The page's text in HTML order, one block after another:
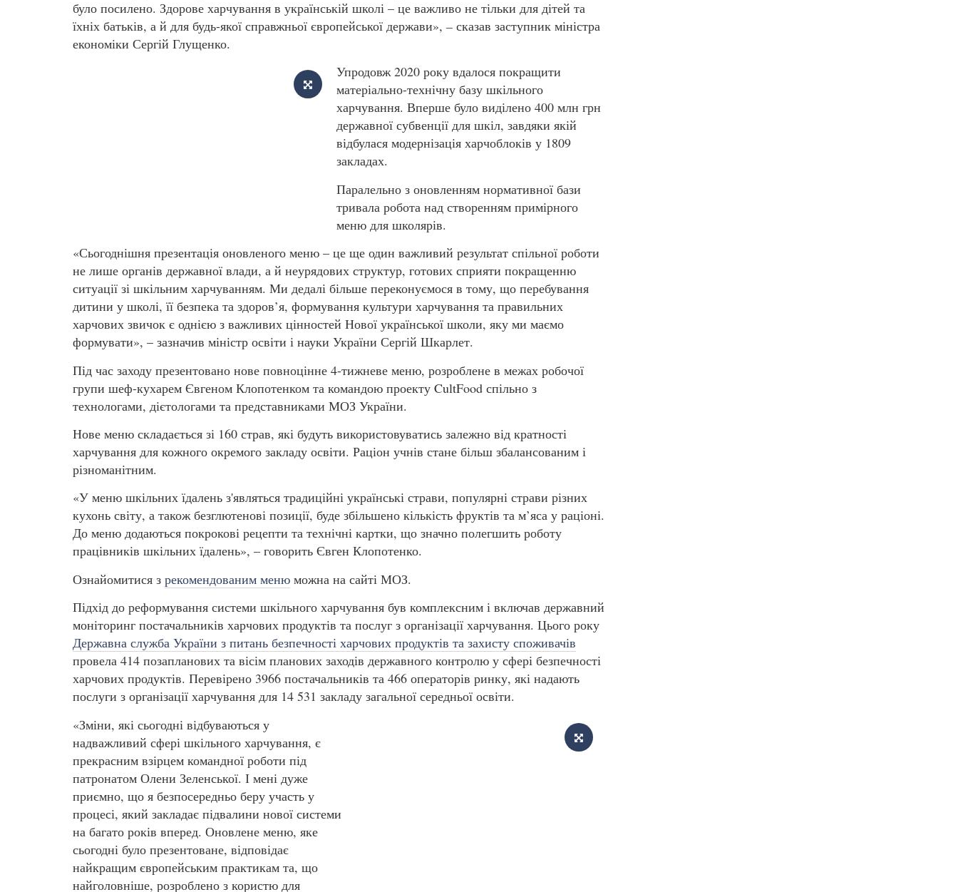
було посилено. Здорове харчування в українській школі – це важливо не тільки для дітей та
їхніх батьків, а й для будь-якої справжньої європейської держави», – сказав заступник міністра
економіки Сергій Глущенко.
Упродовж 2020 року вдалося покращити
матеріально-технічну базу шкільного
харчування. Вперше було виділено 400 млн грн
державної субвенції для шкіл, завдяки якій
відбулася модернізація харчоблоків у 1809
закладах.
Паралельно з оновленням нормативної бази
тривала робота над створенням примірного
меню для школярів.
«Сьогоднішня презентація оновленого меню – це ще один важливий результат спільної роботи
не лише органів державної влади, а й неурядових структур, готових сприяти покращенню
ситуації зі шкільним харчуванням. Ми дедалі більше переконуємося в тому, що перебування
дитини у школі, її безпека та здоров’я, формування культури харчування та правильних
харчових звичок є однією з важливих цінностей Нової української школи, яку ми маємо
формувати», – зазначив міністр освіти і науки України Сергій Шкарлет.
Під час заходу презентовано нове повноцінне 4-тижневе меню, розроблене в межах робочої
групи шеф-кухарем Євгеном Клопотенком та командою проекту CultFood спільно з
технологами, дієтологами та представниками МОЗ України.
Нове меню складається зі 160 страв, які будуть використовуватись залежно від кратності
харчування для кожного окремого закладу освіти. Раціон учнів стане більш збалансованим і
різноманітним.
«У меню шкільних їдалень з'являться традиційні українські страви, популярні страви різних
кухонь світу, а також безглютенові позиції, буде збільшено кількість фруктів та м’яса у раціоні.
До меню додаються покрокові рецепти та технічні картки, що значно полегшить роботу
працівників шкільних їдалень», – говорить Євген Клопотенко.
Ознайомитися з рекомендованим меню можна на сайті МОЗ.
Підхід до реформування системи шкільного харчування був комплексним і включав державний
моніторинг постачальників харчових продуктів та послуг з організації харчування. Цього року
Державна служба України з питань безпечності харчових продуктів та захисту споживачів
провела 414 позапланових та вісім планових заходів державного контролю у сфері безпечності
харчових продуктів. Перевірено 3966 постачальників та 466 операторів ринку, які надають
послуги з організації харчування для 14 531 закладу загальної середньої освіти.
«Зміни, які сьогодні відбуваються у
надважливий сфері шкільного харчування, є
прекрасним взірцем командної роботи під
патронатом Олени Зеленської. І мені дуже
приємно, що я безпосередньо беру участь у
процесі, який закладає підвалини нової системи
на багато років вперед. Оновлене меню, яке
сьогодні було презентоване, відповідає
найкращим європейським практикам та, що
найголовніше, розроблено з користю для